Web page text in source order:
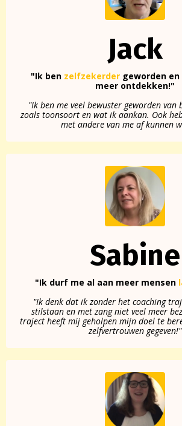
Jack
"Ik ben zelfzekerdergeworden en
meer ontdekken!"
"Ik ben me veel bewuster geworden van
zoals toonsoort en wat ik aankan. Ook
met andere van me af kunnen
Sabine
"Ik durf me al aan meer mensen
"Ik denk dat ik zonder het coaching
stilstaan en met zang niet veel meer
traject heeft mij geholpen mijn doel te
zelfvertrouwen gegeven!"